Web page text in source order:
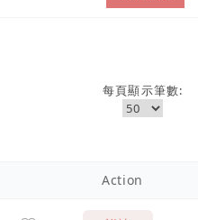
每頁顯示筆數:
Action